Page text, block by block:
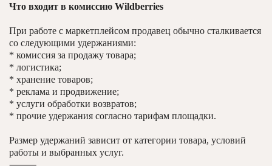
Что входит в комиссию Wildberries
При работе с маркетплейсом продавец обычно сталкивается
со следующими удержаниями:
* комиссия за продажу товара;
* логистика;
* хранение товаров;
* реклама и продвижение;
* услуги обработки возвратов;
* прочие удержания согласно тарифам площадки.
Размер удержаний зависит от категории товара, условий
работы и выбранных услуг.